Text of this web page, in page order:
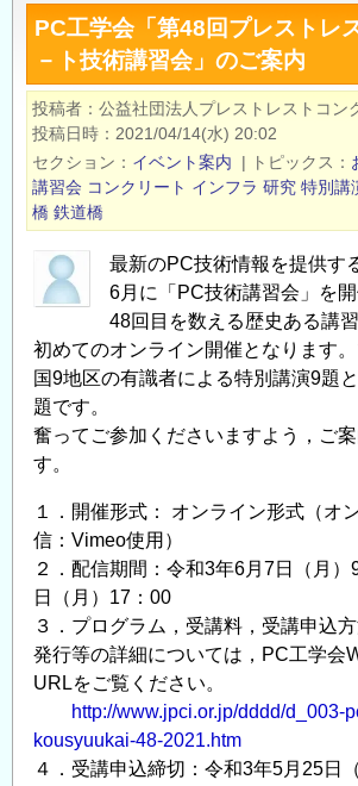
～
の
術
講
習
会」
参
加
者
募
集
の
耐
震
設
計
の
PC工学会「第48回プレストレ
－ト技術講習会」のご案内
投稿者 公益社団法人プレストレストコン
投稿日時
2021/04/14(水) 20:02
セクション
イベント案内 | トピックス
講習会 コンクリート インフラ 研究 特別講
橋 鉄道橋
最新のPC技術情報を提供す
6月に「PC技術講習会」を開
48回目を数える歴史ある講
初めてのオンライン開催となります
国9地区の有識者による特別講演9題
題です。
奮ってご参加くださいますよう，ご
す。
１．開催形式： オンライン形式（オ
信：Vimeo使用）
２．配信期間：令和3年6月7日（月）
日（月）17：00
３．プログラム，受講料，受講申込
発行等の詳細については，PC工学会
URLをご覧ください。
http://www.jpci.or.jp/dddd/d_003-
kousyuukai-48-2021.htm
４．受講申込締切：令和3年5月25日（